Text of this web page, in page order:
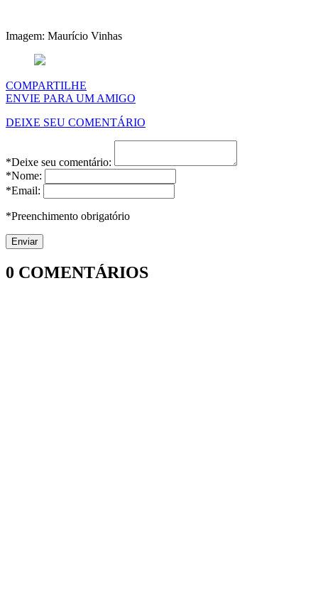
Imagem: Maurício Vinhas
COMPARTILHE
ENVIE PARA UM AMIGO
DEIXE SEU COMENTÁRIO
*Deixe seu comentário:
*Nome:
*Email:
*Preenchimento obrigatório
0 COMENTÁRIOS